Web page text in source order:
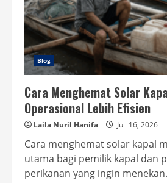
Blog
Cara Menghemat Solar
Operasional Lebih Efisien
Laila Nuril Hanifa Juli 16, 2026
Cara menghemat solar kapal
utama bagi pemilik kapal dan
perikanan yang ingin